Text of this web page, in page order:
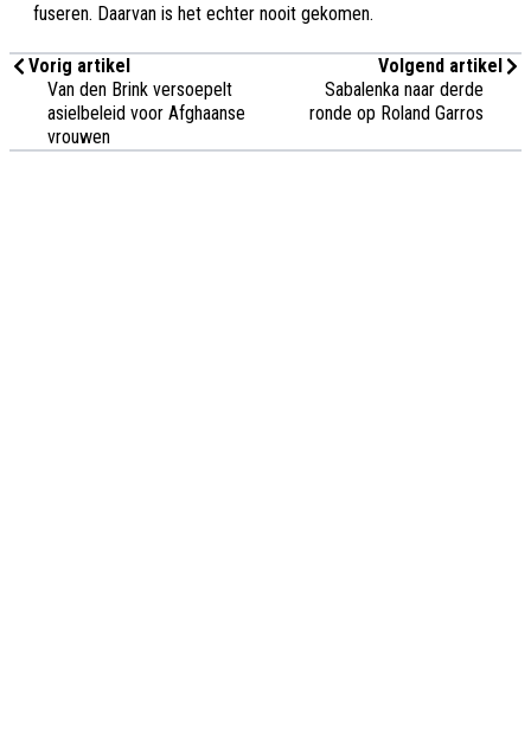
fuseren. Daarvan is het echter nooit gekomen.
Vorig artikel
Van den Brink versoepelt
asielbeleid voor Afghaanse
vrouwen
Volgend artikel
Sabalenka naar derde
ronde op Roland Garros